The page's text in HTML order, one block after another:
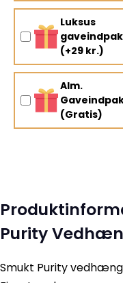
Luksus
(+29 kr.)
Alm.
(Gratis)
Purity
Smukt Purity